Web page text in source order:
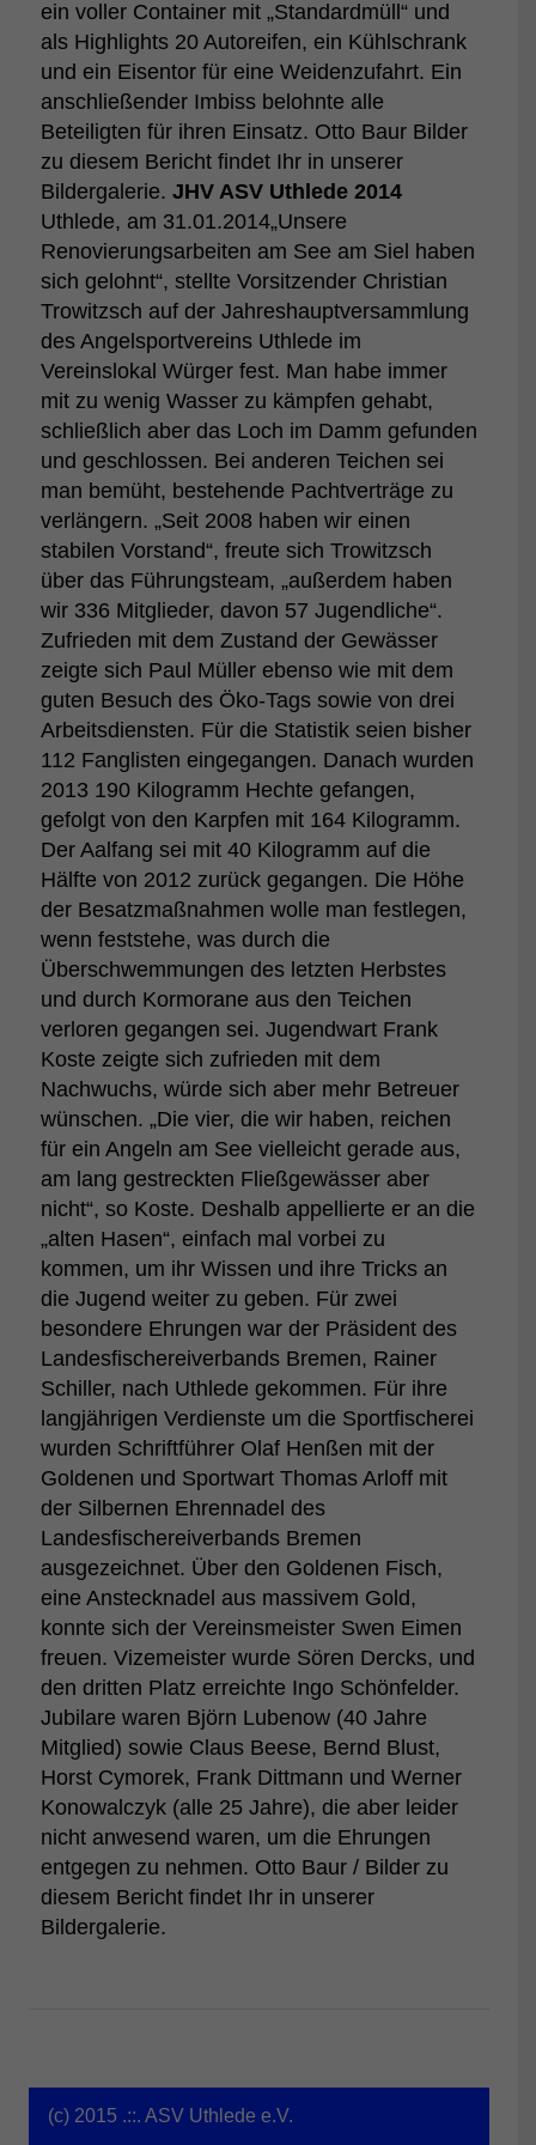
ein voller Container mit „Standardmüll“ und
als Highlights 20 Autoreifen, ein Kühlschrank
und ein Eisentor für eine Weidenzufahrt. Ein
anschließender Imbiss belohnte alle
Beteiligten für ihren Einsatz. Otto Baur Bilder
zu diesem Bericht findet Ihr in unserer
Bildergalerie. JHV ASV Uthlede 2014
Uthlede, am 31.01.2014„Unsere
Renovierungsarbeiten am See am Siel haben
sich gelohnt“, stellte Vorsitzender Christian
Trowitzsch auf der Jahreshauptversammlung
des Angelsportvereins Uthlede im
Vereinslokal Würger fest. Man habe immer
mit zu wenig Wasser zu kämpfen gehabt,
schließlich aber das Loch im Damm gefunden
und geschlossen. Bei anderen Teichen sei
man bemüht, bestehende Pachtverträge zu
verlängern. „Seit 2008 haben wir einen
stabilen Vorstand“, freute sich Trowitzsch
über das Führungsteam, „außerdem haben
wir 336 Mitglieder, davon 57 Jugendliche“.
Zufrieden mit dem Zustand der Gewässer
zeigte sich Paul Müller ebenso wie mit dem
guten Besuch des Öko-Tags sowie von drei
Arbeitsdiensten. Für die Statistik seien bisher
112 Fanglisten eingegangen. Danach wurden
2013 190 Kilogramm Hechte gefangen,
gefolgt von den Karpfen mit 164 Kilogramm.
Der Aalfang sei mit 40 Kilogramm auf die
Hälfte von 2012 zurück gegangen. Die Höhe
der Besatzmaßnahmen wolle man festlegen,
wenn feststehe, was durch die
Überschwemmungen des letzten Herbstes
und durch Kormorane aus den Teichen
verloren gegangen sei. Jugendwart Frank
Koste zeigte sich zufrieden mit dem
Nachwuchs, würde sich aber mehr Betreuer
wünschen. „Die vier, die wir haben, reichen
für ein Angeln am See vielleicht gerade aus,
am lang gestreckten Fließgewässer aber
nicht“, so Koste. Deshalb appellierte er an die
„alten Hasen“, einfach mal vorbei zu
kommen, um ihr Wissen und ihre Tricks an
die Jugend weiter zu geben. Für zwei
besondere Ehrungen war der Präsident des
Landesfischereiverbands Bremen, Rainer
Schiller, nach Uthlede gekommen. Für ihre
langjährigen Verdienste um die Sportfischerei
wurden Schriftführer Olaf Henßen mit der
Goldenen und Sportwart Thomas Arloff mit
der Silbernen Ehrennadel des
Landesfischereiverbands Bremen
ausgezeichnet. Über den Goldenen Fisch,
eine Anstecknadel aus massivem Gold,
konnte sich der Vereinsmeister Swen Eimen
freuen. Vizemeister wurde Sören Dercks, und
den dritten Platz erreichte Ingo Schönfelder.
Jubilare waren Björn Lubenow (40 Jahre
Mitglied) sowie Claus Beese, Bernd Blust,
Horst Cymorek, Frank Dittmann und Werner
Konowalczyk (alle 25 Jahre), die aber leider
nicht anwesend waren, um die Ehrungen
entgegen zu nehmen. Otto Baur / Bilder zu
diesem Bericht findet Ihr in unserer
Bildergalerie.
(c) 2015 .::. ASV Uthlede e.V.